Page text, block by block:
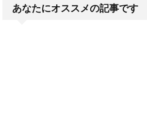
あなたにオススメの記事です